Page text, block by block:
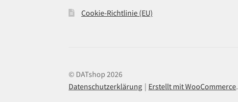
Cookie-Richtlinie (EU)
© DATshop 2026
Datenschutzerklärung
Erstellt mit WooCommerce.